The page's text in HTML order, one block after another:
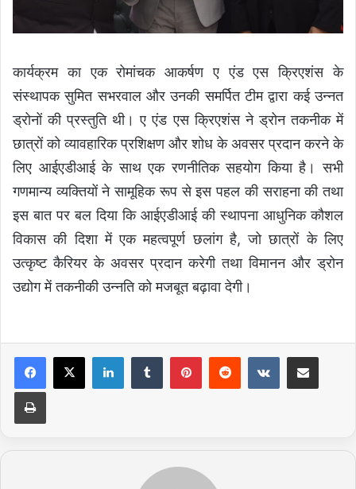
कार्यक्रम का एक रोमांचक आकर्षण ए एंड एस क्रिएशंस के
संस्थापक सुमित सभरवाल और उनकी समर्पित टीम द्वारा कई उन्नत
ड्रोनों की प्रस्तुति थी। ए एंड एस क्रिएशंस ने ड्रोन तकनीक में
छात्रों को व्यावहारिक प्रशिक्षण और शोध के अवसर प्रदान करने के
लिए आईएडीआई के साथ एक रणनीतिक सहयोग किया है। सभी
गणमान्य व्यक्तियों ने सामूहिक रूप से इस पहल की सराहना की तथा
इस बात पर बल दिया कि आईएडीआई की स्थापना आधुनिक कौशल
विकास की दिशा में एक महत्वपूर्ण छलांग है, जो छात्रों के लिए
उत्कृष्ट कैरियर के अवसर प्रदान करेगी तथा विमानन और ड्रोन
उद्योग में तकनीकी उन्नति को मजबूत बढ़ावा देगी।